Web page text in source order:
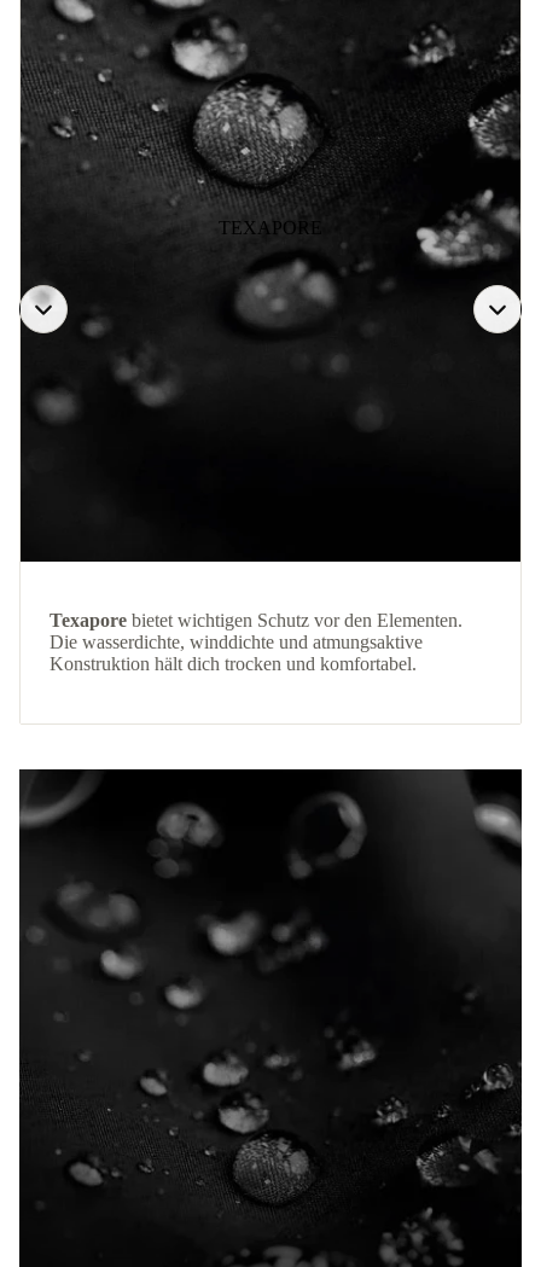
TEXAPORE
Texapore bietet wichtigen Schutz vor den Elementen.
Die wasserdichte, winddichte und atmungsaktive
Konstruktion hält dich trocken und komfortabel.